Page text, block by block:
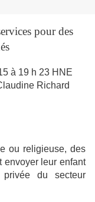
pour des
à 19 h 23 HNE
Richard
ou religieuse, des
envoyer leur enfant
du secteur